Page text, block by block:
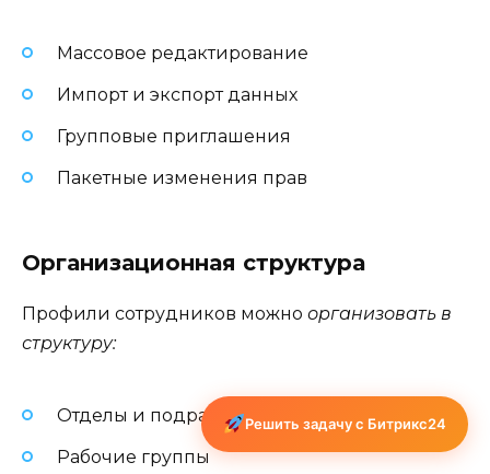
Массовое редактирование
Импорт и экспорт данных
Групповые приглашения
Пакетные изменения прав
Организационная структура
Профили сотрудников можно организовать в
структуру:
Отделы и подразделения
Рабочие группы
Решить задачу с Битрикс24